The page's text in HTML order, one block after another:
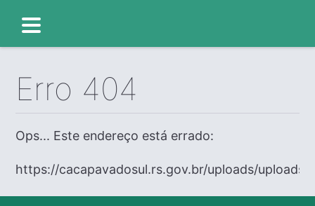
Erro 404
Ops... Este endereço está errado:
https://cacapavadosul.rs.gov.br/uploads/uploads/